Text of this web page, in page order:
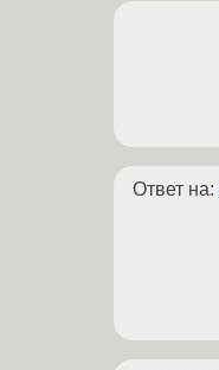
Ответ на: